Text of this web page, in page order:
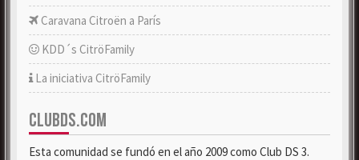
Caravana Citroën a París
KDD´s CitröFamily
La iniciativa CitröFamily
CLUBDS.COM
Esta comunidad se fundó en el año 2009 como Club DS 3.